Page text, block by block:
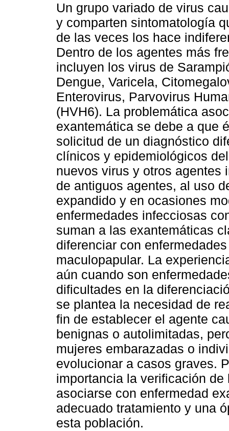
Un grupo variado de virus
y comparten sintomatología
de las veces los hace
Dentro de los agentes más
incluyen los virus de
Dengue, Varicela,
Enterovirus, Parvovirus
(HVH6). La problemática
exantemática se debe a que
solicitud de un diagnóstico
clínicos y epidemiológicos
nuevos virus y otros agentes
de antiguos agentes, al uso
expandido y en ocasiones
enfermedades infecciosas
suman a las exantemáticas
diferenciar con
maculopapular. La
aún cuando son
dificultades en la
se plantea la necesidad de
fin de establecer el agente
benignas o autolimitadas,
mujeres embarazadas o
evolucionar a casos graves.
importancia la verificación
asociarse con enfermedad
adecuado tratamiento y una
esta población.